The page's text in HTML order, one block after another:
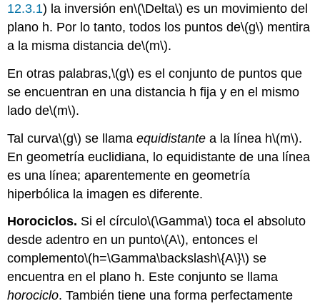
12.3.1) la inversión en\(\Delta\) es un movimiento del
plano h. Por lo tanto, todos los puntos de\(g\) mentira
a la misma distancia de\(m\).
En otras palabras,\(g\) es el conjunto de puntos que
se encuentran en una distancia h fija y en el mismo
lado de\(m\).
Tal curva\(g\) se llamaequidistante a la línea h\(m\).
En geometría euclidiana, lo equidistante de una línea
es una línea; aparentemente en geometría
hiperbólica la imagen es diferente.
Horociclos. Si el círculo\(\Gamma\) toca el absoluto
desde adentro en un punto\(A\), entonces el
complemento\(h=\Gamma\backslash\{A\}\) se
encuentra en el plano h. Este conjunto se llama
horociclo. También tiene una forma perfectamente